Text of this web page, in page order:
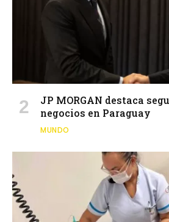
JP MORGAN destaca
negocios en Paraguay
MUNDO